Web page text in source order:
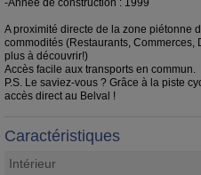
-Année de construction : 1999
A proximité directe de la zone piétonne
commodités (Restaurants, Commerces,
plus à découvrir!)
Accès facile aux transports en commun.
P.S. Le saviez-vous ? Grâce à la piste
accès direct au Belval !
Caractéristiques
Intérieur